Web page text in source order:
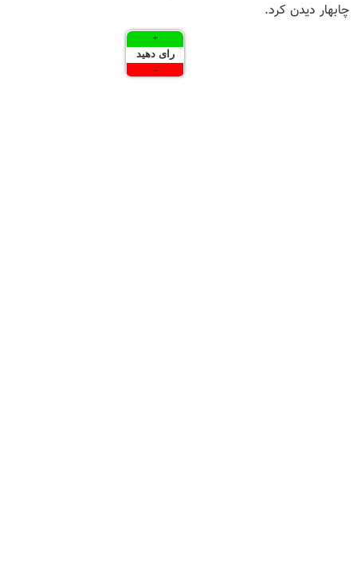
چابهار دیدن کرد.
+
رای دهید
-